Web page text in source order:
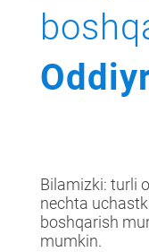
Bilamizki: turli
nechta
boshqarish
mumkin.